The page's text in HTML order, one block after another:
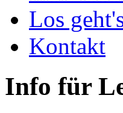
Los
Kontakt
Info für